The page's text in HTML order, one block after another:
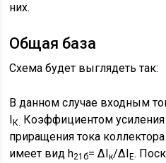
них.
Общая база
Схема будет выглядеть так:
В данном случае входным
IК. Коэффициентом
приращения тока
имеет вид h21б= ∆Iк/∆IE.